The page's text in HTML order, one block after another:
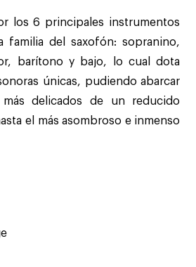
los6 principales instrumentos
familia del saxofón: sopranino,
barítono y bajo, lo cual dota
únicas, pudiendo abarcar
delicados de un reducido
el más asombroso e inmenso